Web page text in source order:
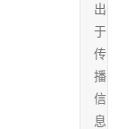
出
于
传
播
信
息